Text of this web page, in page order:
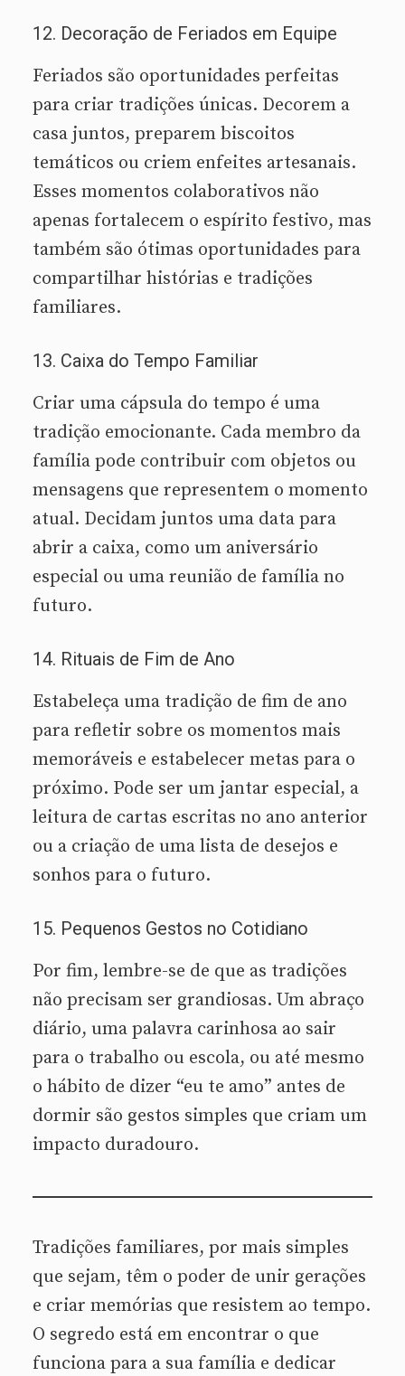
12. Decoração de Feriados em Equipe
Feriados são oportunidades perfeitas
para criar tradições únicas. Decorem a
casa juntos, preparem biscoitos
temáticos ou criem enfeites artesanais.
Esses momentos colaborativos não
apenas fortalecem o espírito festivo, mas
também são ótimas oportunidades para
compartilhar histórias e tradições
familiares.
13. Caixa do Tempo Familiar
Criar uma cápsula do tempo é uma
tradição emocionante. Cada membro da
família pode contribuir com objetos ou
mensagens que representem o momento
atual. Decidam juntos uma data para
abrir a caixa, como um aniversário
especial ou uma reunião de família no
futuro.
14. Rituais de Fim de Ano
Estabeleça uma tradição de fim de ano
para refletir sobre os momentos mais
memoráveis e estabelecer metas para o
próximo. Pode ser um jantar especial, a
leitura de cartas escritas no ano anterior
ou a criação de uma lista de desejos e
sonhos para o futuro.
15. Pequenos Gestos no Cotidiano
Por fim, lembre-se de que as tradições
não precisam ser grandiosas. Um abraço
diário, uma palavra carinhosa ao sair
para o trabalho ou escola, ou até mesmo
o hábito de dizer “eu te amo” antes de
dormir são gestos simples que criam um
impacto duradouro.
Tradições familiares, por mais simples
que sejam, têm o poder de unir gerações
e criar memórias que resistem ao tempo.
O segredo está em encontrar o que
funciona para a sua família e dedicar